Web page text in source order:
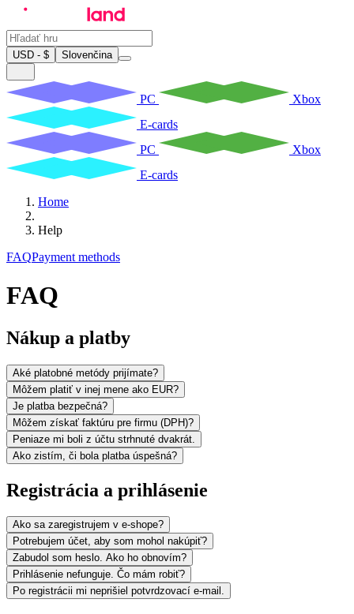
USD - $ Slovenčina
PC
Xbox
E-cards
PC
Xbox
E-cards
Home
Help
FAQPayment methods
FAQ
Nákup a platby
Aké platobné metódy prijímate?
Môžem platiť v inej mene ako EUR?
Je platba bezpečná?
Môžem získať faktúru pre firmu (DPH)?
Peniaze mi boli z účtu strhnuté dvakrát.
Ako zistím, či bola platba úspešná?
Registrácia a prihlásenie
Ako sa zaregistrujem v e-shope?
Potrebujem účet, aby som mohol nakúpiť?
Zabudol som heslo. Ako ho obnovím?
Prihlásenie nefunguje. Čo mám robiť?
Po registrácii mi neprišiel potvrdzovací e-mail.